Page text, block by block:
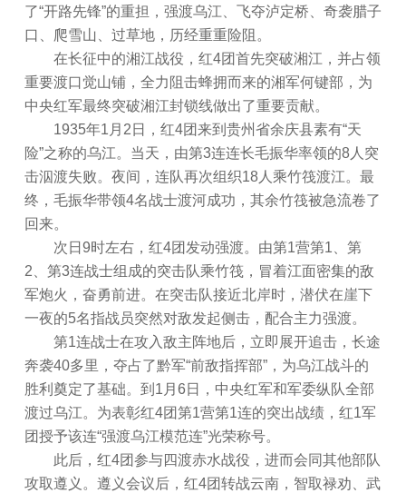
了“开路先锋”的重担，强渡乌江、飞夺泸定桥、奇袭腊子
口、爬雪山、过草地，历经重重险阻。
在长征中的湘江战役，红4团首先突破湘江，并占领
重要渡口觉山铺，全力阻击蜂拥而来的湘军何键部，为
中央红军最终突破湘江封锁线做出了重要贡献。
1935年1月2日，红4团来到贵州省余庆县素有“天
险”之称的乌江。当天，由第3连连长毛振华率领的8人突
击泅渡失败。夜间，连队再次组织18人乘竹筏渡江。最
终，毛振华带领4名战士渡河成功，其余竹筏被急流卷了
回来。
次日9时左右，红4团发动强渡。由第1营第1、第
2、第3连战士组成的突击队乘竹筏，冒着江面密集的敌
军炮火，奋勇前进。在突击队接近北岸时，潜伏在崖下
一夜的5名指战员突然对敌发起侧击，配合主力强渡。
第1连战士在攻入敌主阵地后，立即展开追击，长途
奔袭40多里，夺占了黔军“前敌指挥部”，为乌江战斗的
胜利奠定了基础。到1月6日，中央红军和军委纵队全部
渡过乌江。为表彰红4团第1营第1连的突出战绩，红1军
团授予该连“强渡乌江模范连”光荣称号。
此后，红4团参与四渡赤水战役，进而会同其他部队
攻取遵义。遵义会议后，红4团转战云南，智取禄劝、武